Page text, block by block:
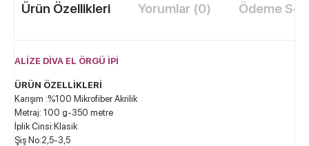
Ürün Özellikleri Yorumlar (0) Ödeme
ALİZE DİVA EL ÖRGÜ İPİ
ÜRÜN ÖZELLİKLERİ
Karışım :%100 Mikrofiber Akrilik
Metraj: 100 g-350 metre
İplik Cinsi:Klasik
Şiş No:2,5-3,5